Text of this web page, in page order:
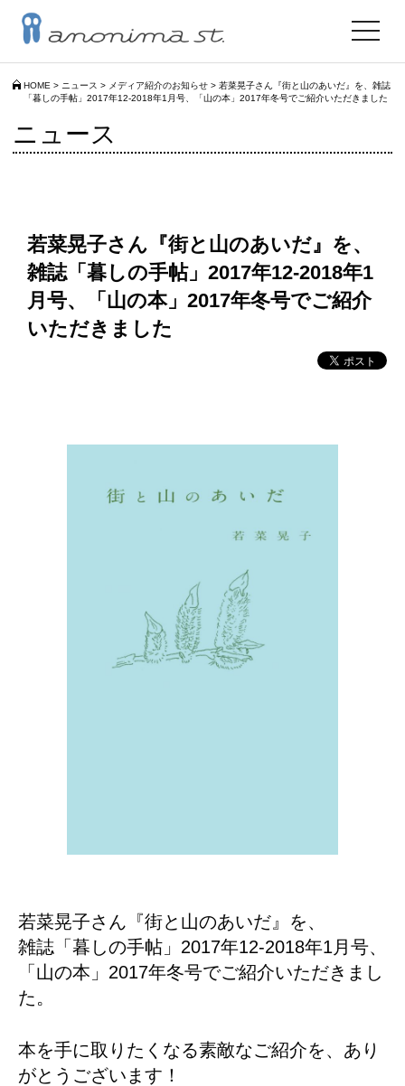
HOME > ニュース > メディア紹介のお知らせ > 若菜晃子さん『街と山のあいだ』を、雑誌
「暮しの手帖」2017年12-2018年1月号、「山の本」2017年冬号でご紹介いただきました
toggle
ニュース
若菜晃子さん『街と山のあいだ』を、
雑誌「暮しの手帖」2017年12-2018年1
月号、「山の本」2017年冬号でご紹介
いただきました
若菜晃子さん『街と山のあいだ』を、
雑誌「暮しの手帖」2017年12-2018年1月号、
「山の本」2017年冬号でご紹介いただきまし
た。
本を手に取りたくなる素敵なご紹介を、あり
がとうございます！